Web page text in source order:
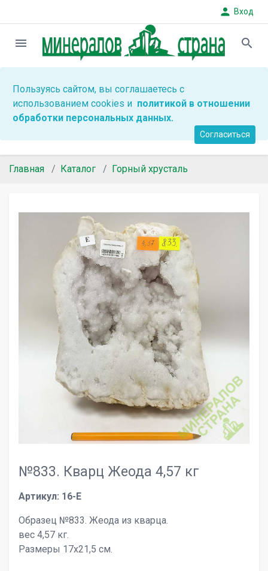
person Вход
menu search
Пользуясь сайтом, вы соглашаетесь с
использованием cookies и политикой в отношении
обработки персональных данных.
Согласиться
Главная Каталог Горный хрусталь
№833. Кварц Жеода 4,57 кг
Артикул: 16-E
Образец №833. Жеода из кварца.
вес 4,57 кг.
Размеры 17х21,5 см.